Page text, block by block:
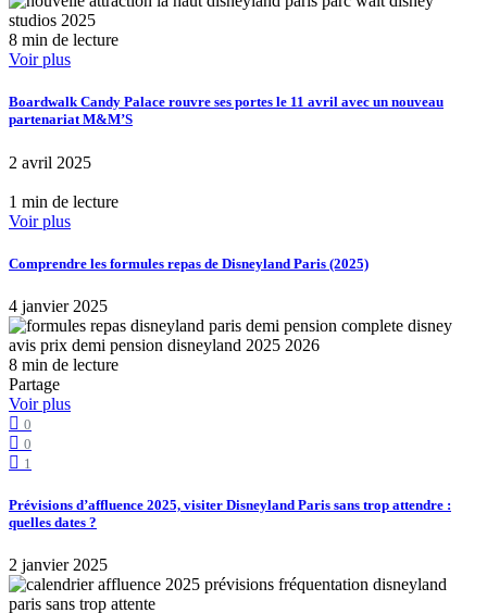
8 min de lecture
Voir plus
Boardwalk Candy Palace rouvre ses portes le 11 avril avec un nouveau
partenariat M&M’S
2 avril 2025
1 min de lecture
Voir plus
Comprendre les formules repas de Disneyland Paris (2025)
4 janvier 2025
8 min de lecture
Partage
Voir plus
0
0
1
Prévisions d’affluence 2025, visiter Disneyland Paris sans trop attendre :
quelles dates ?
2 janvier 2025